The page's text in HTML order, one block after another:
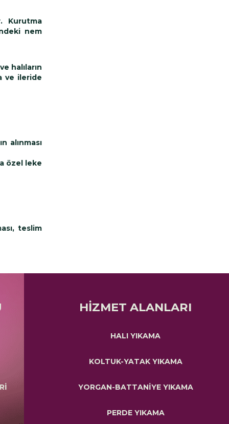
Kurutma
nem
halıların
ve ileride
alınması
özel leke
teslim
HİZMET ALANLARI
HALI YIKAMA
KOLTUK-YATAK YIKAMA
YORGAN-BATTANİYE YIKAMA
PERDE YIKAMA